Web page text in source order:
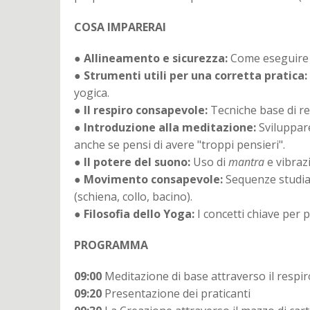
COSA IMPARERAI
● Allineamento e sicurezza:Come
● Strumenti utili per una corretta pratica:
yogica.
● Il respiro consapevole: Tecniche base di
● Introduzione alla meditazione:
anche se pensi di avere "troppi pensieri".
● Il potere del suono: Uso di mantrae
● Movimento consapevole:Sequenze
(schiena, collo, bacino).
● Filosofia dello Yoga: I concetti chiave per
PROGRAMMA
09:00 Meditazione di base attraverso il
09:20 Presentazione dei praticanti